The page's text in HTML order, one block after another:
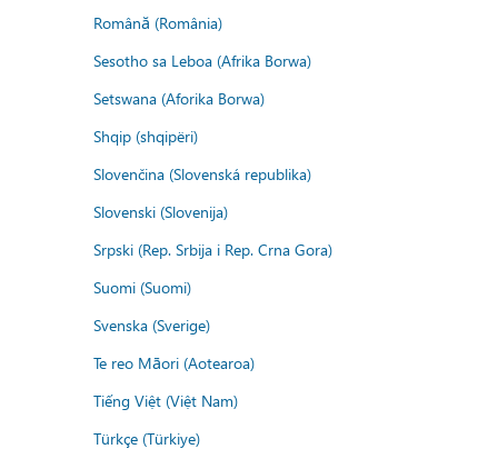
Română (România)
Sesotho sa Leboa (Afrika Borwa)
Setswana (Aforika Borwa)
Shqip (shqipëri)
Slovenčina (Slovenská republika)
Slovenski (Slovenija)
Srpski (Rep. Srbija i Rep. Crna Gora)
Suomi (Suomi)
Svenska (Sverige)
Te reo Māori (Aotearoa)
Tiếng Việt (Việt Nam)
Türkçe (Türkiye)